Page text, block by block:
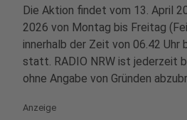
Die Aktion findet vom 13. April
2026 von Montag bis Freitag
innerhalb der Zeit von 06.42 Uhr
statt. RADIO NRW ist jederzeit
ohne Angabe von Gründen
Anzeige